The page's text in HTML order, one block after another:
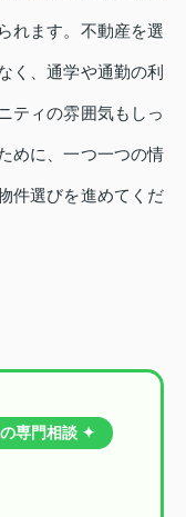
れます。不動産を選
く、通学や通勤の利
ティの雰囲気もしっ
めに、一つ一つの情
件選びを進めてくだ
専門相談 ✦